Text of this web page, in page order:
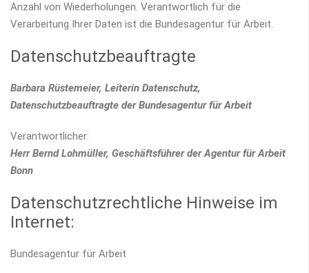
Anzahl von Wiederholungen. Verantwortlich für die
Verarbeitung Ihrer Daten ist die Bundesagentur für Arbeit.
Datenschutzbeauftragte
Barbara Rüstemeier, Leiterin Datenschutz,
Datenschutzbeauftragte der Bundesagentur für Arbeit
Verantwortlicher:
Herr Bernd Lohmüller, Geschäftsführer der Agentur für Arbeit
Bonn
Datenschutzrechtliche Hinweise im
Internet:
Bundesagentur für Arbeit